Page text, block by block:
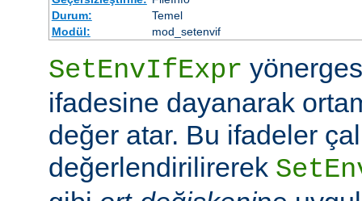
Durum:
Temel
Modül:
mod_setenvif
SetEnvIfExpr
ifadesine dayanarak
değer atar. Bu ifadeler
değerlendirilirerek